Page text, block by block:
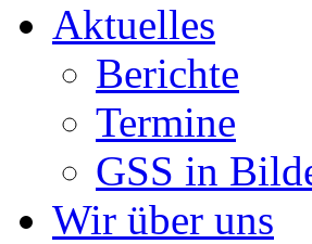
Aktuelles
Berichte
Termine
GSS in
Wir über uns